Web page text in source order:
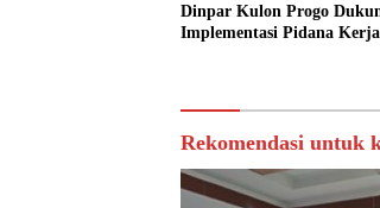
Dinpar Kulon Progo
Implementasi Pidana
Rekomendasi untuk